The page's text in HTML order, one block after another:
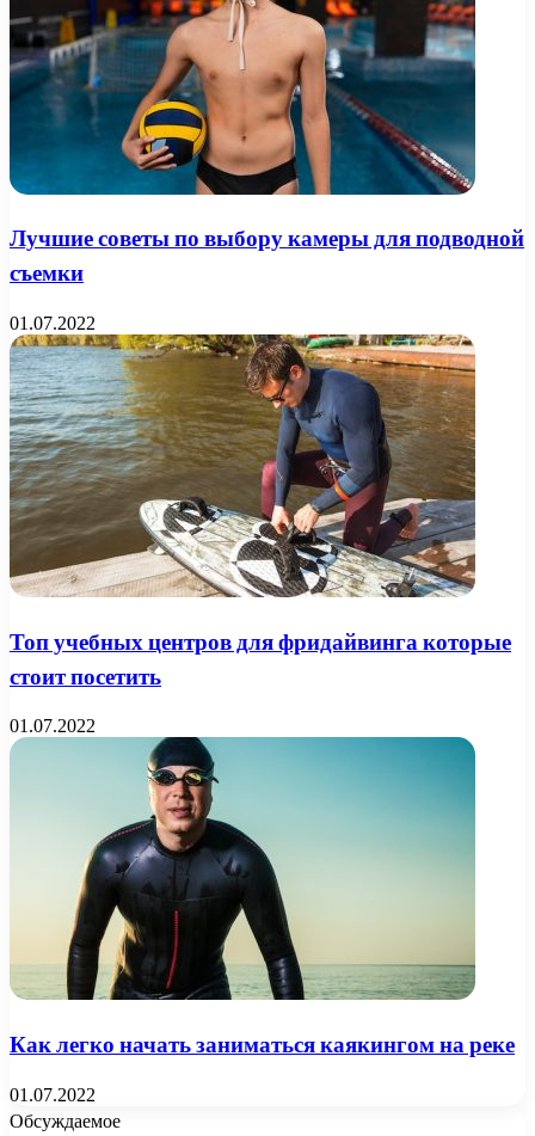
Лучшие советы по выбору камеры для подводной
съемки
01.07.2022
Топ учебных центров для фридайвинга которые
стоит посетить
01.07.2022
Как легко начать заниматься каякингом на реке
01.07.2022
Обсуждаемое